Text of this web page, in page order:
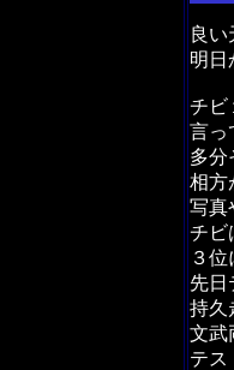
良い
明日
チビ
言っ
多分
相方
写真
チビ
３
先日
持久
文武
テス